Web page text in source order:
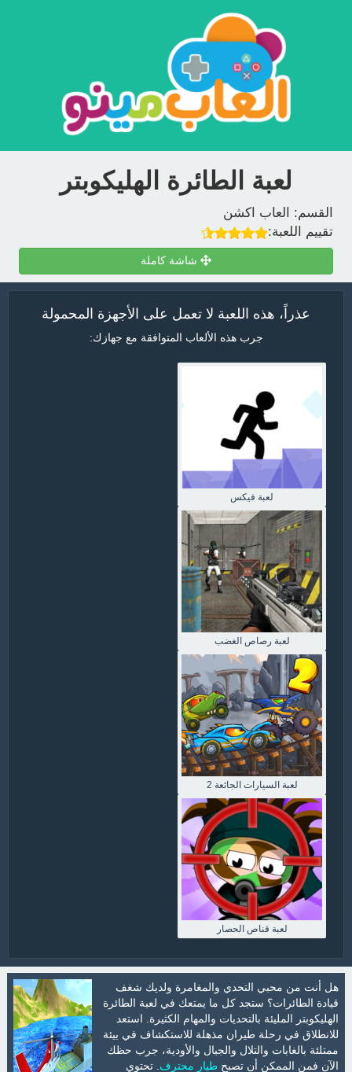
لعبة الطائرة الهليكوبتر
القسم:
العاب اكشن
تقييم اللعبة:
شاشة كاملة
عذراً، هذه اللعبة لا تعمل على الأجهزة المحمولة
جرب هذه الألعاب المتوافقة مع جهازك:
لعبة فيكس
لعبة رصاص الغضب
لعبة السيارات الجائعة 2
لعبة قناص الحصار
هل أنت من محبي التحدي والمغامرة ولديك شغف
قيادة الطائرات؟ ستجد كل ما يمتعك في لعبة الطائرة
الهليكوبتر المليئة بالتحديات والمهام الكثيرة. استعد
للانطلاق في رحلة طيران مذهلة للاستكشاف في بيئة
ممتلئة بالغابات والتلال والجبال والأودية، جرب حظك
الآن فمن الممكن أن تصبح طيار محترف . تحتوي